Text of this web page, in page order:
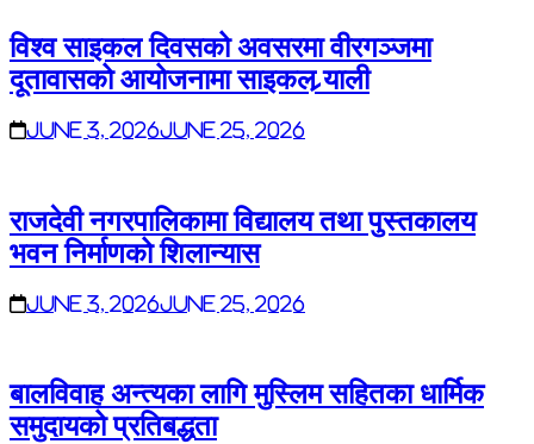
विश्व साइकल दिवसको अवसरमा वीरगञ्जमा
दूतावासको आयोजनामा साइकल र्‍याली
June 3, 2026June 25, 2026
राजदेवी नगरपालिकामा विद्यालय तथा पुस्तकालय
भवन निर्माणको शिलान्यास
June 3, 2026June 25, 2026
बालविवाह अन्त्यका लागि मुस्लिम सहितका धार्मिक
समुदायको प्रतिबद्धता